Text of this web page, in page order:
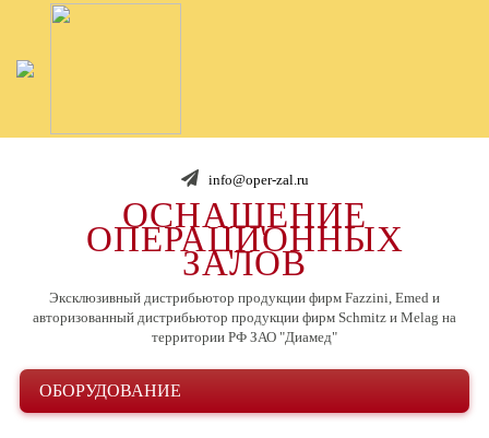
info@oper-zal.ru
ОСНАЩЕНИЕ
ОПЕРАЦИОННЫХ
ЗАЛОВ
Эксклюзивный дистрибьютор продукции фирм Fazzini, Emed и
авторизованный дистрибьютор продукции фирм Schmitz и Melag на
территории РФ ЗАО "Диамед"
ОБОРУДОВАНИЕ